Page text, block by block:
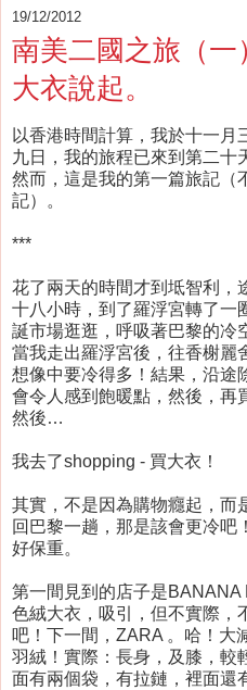
19/12/2012
南美二國之旅（
大衣說起。
以香港時間計算，我於十一
九日，我的旅程已來到第二十
然而，這是我的第一篇旅記（
記）。
***
花了兩天的時間才到坻智利，
十八小時，到了羅浮宮轉了一
誕市場逛逛，呼吸著巴黎的冷
當我走出羅浮宮後，往香榭麗
想像中要冷得多！結果，沿途
會令人感到飽暖點，然後，再
然後…
我去了shopping - 買大衣！
其實，不是因為購物癮起，而
回巴黎一趟，那是該會更冷吧
好保重。
第一間見到的店子是
色絨大衣，吸引，但不實際，
吧！下一間，ZARA 。哈！大
羽絨！實際：長身，及膝，較
面有兩個袋，有拉鏈，裡面還